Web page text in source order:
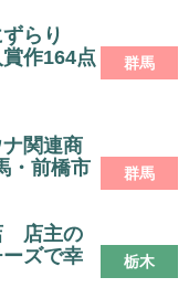
群馬
ずらり
作164点
群馬
ナ関連商
・前橋市
栃木
店主の
ズで幸